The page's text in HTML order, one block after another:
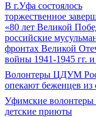
В г.Уфа состоялось
торжественное
«80 лет Великой
российские
фронтах Великой
войны 1941-1945 гг.
Волонтеры ЦДУМ
опекают беженцев из
Уфимские волонтеры
детские приюты